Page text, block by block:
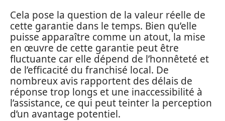
Cela pose la question de la valeur réelle de
cette garantie dans le temps. Bien qu’elle
puisse apparaître comme un atout, la mise
en œuvre de cette garantie peut être
fluctuante car elle dépend de l’honnêteté et
de l’efficacité du franchisé local. De
nombreux avis rapportent des délais de
réponse trop longs et une inaccessibilité à
l’assistance, ce qui peut teinter la perception
d’un avantage potentiel.